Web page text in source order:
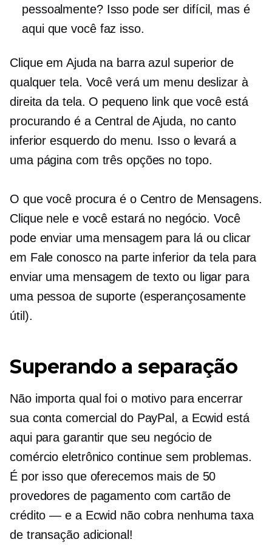
pessoalmente? Isso pode ser difícil, mas é
aqui que você faz isso.
Clique em Ajuda na barra azul superior de
qualquer tela. Você verá um menu deslizar à
direita da tela. O pequeno link que você está
procurando é a Central de Ajuda, no canto
inferior esquerdo do menu. Isso o levará a
uma página com três opções no topo.
O que você procura é o Centro de Mensagens.
Clique nele e você estará no negócio. Você
pode enviar uma mensagem para lá ou clicar
em Fale conosco na parte inferior da tela para
enviar uma mensagem de texto ou ligar para
uma pessoa de suporte (esperançosamente
útil).
Superando a separação
Não importa qual foi o motivo para encerrar
sua conta comercial do PayPal, a Ecwid está
aqui para garantir que seu negócio de
comércio eletrônico continue sem problemas.
É por isso que oferecemos mais de 50
provedores de pagamento com cartão de
crédito — e a Ecwid não cobra nenhuma taxa
de transação adicional!